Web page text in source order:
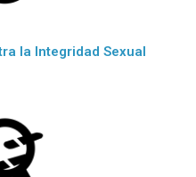
la Integridad Sexual